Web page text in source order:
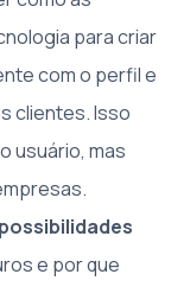
para criar
com o perfil e
clientes. Isso
usuário, mas
e por que